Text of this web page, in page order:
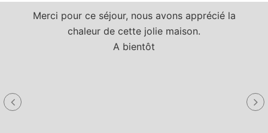
Merci pour ce séjour, nous avons apprécié la
chaleur de cette jolie maison.
A bientôt